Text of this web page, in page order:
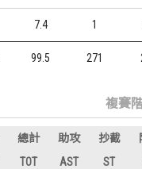
7.4 1
99.5 271
複賽
總計 助攻 抄截
TOT AST ST